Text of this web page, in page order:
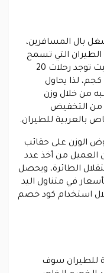
بال المسافرين،
التي تسمح
له باصطحاب أكبر عدد من الأمتعة، حيث توجد رحلات 20
كجم، ورحلات أخرى 30 كجم، وأخيرًا 40 كجم، لذا يحاول
من خلال وزن
من التخفيض
بالعربية للطيران.
الوزن على حقائب
مما يمكن العميل من أخذ عدد
الطائرة، ويحصل
في متناول اليد
استخدام كود خصم
للطيران سوف